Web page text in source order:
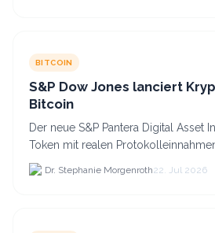
BITCOIN
S&P Dow Jones lanciert
Bitcoin
Der neue S&P Pantera Digital Asset
Token mit realen
aufgrund fehlender Erträge für Halter
Dr. Stephanie Morgenroth22. Jul 2026